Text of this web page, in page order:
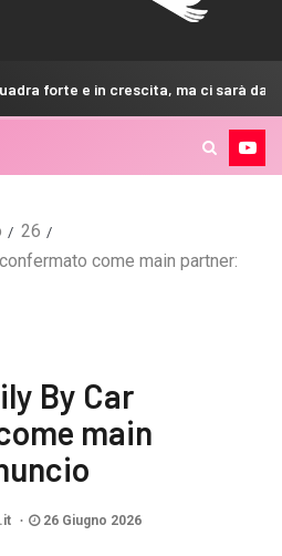
in crescita, ma ci sarà da lottare
26
come main partner:
By Car
main
26 Giugno 2026